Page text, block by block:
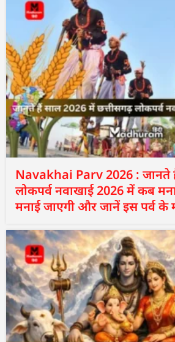
Navakhai Parv 2026 : जानते
लोकपर्व नवाखाई 2026 में कब
मनाई जाएगी और जानें इस पर्व के